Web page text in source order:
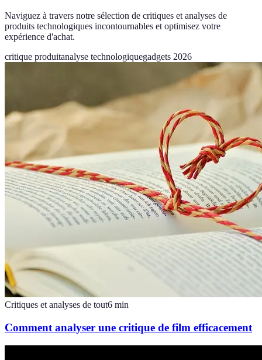
Naviguez à travers notre sélection de critiques et analyses de
produits technologiques incontournables et optimisez votre
expérience d'achat.
critique produitanalyse technologiquegadgets 2026
Critiques et analyses de tout6 min
Comment analyser une critique de film efficacement